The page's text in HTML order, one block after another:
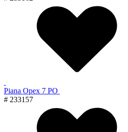
Piana Орех 7 PO
# 233157